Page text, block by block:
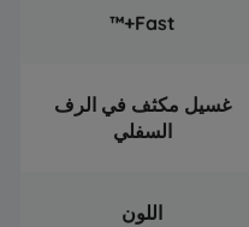
Fast+™
غسيل مكثف في الرف
السفلي
اللون